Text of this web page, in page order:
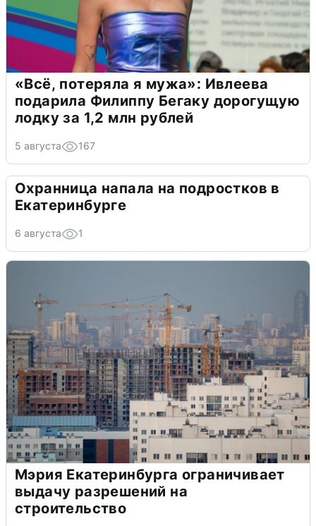
«Всё, потеряла я мужа»: Ивлеева
подарила Филиппу Бегаку дорогущую
лодку за 1,2 млн рублей
5 августа 167
Охранница напала на подростков в
Екатеринбурге
6 августа 1
Мэрия Екатеринбурга ограничивает
выдачу разрешений на
строительство